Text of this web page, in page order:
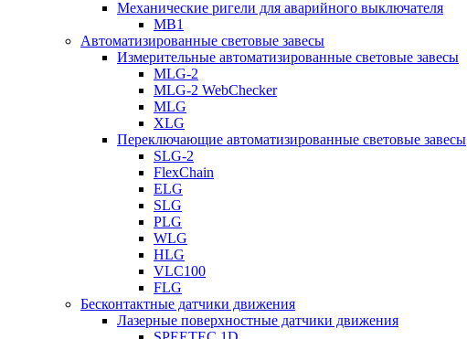
Механические ригели для аварийного выключателя
MB1
Автоматизированные световые завесы
Измерительные автоматизированные световые завесы
MLG-2
MLG-2 WebChecker
MLG
XLG
Переключающие автоматизированные световые завесы
SLG-2
FlexChain
ELG
SLG
PLG
WLG
HLG
VLC100
FLG
Бесконтактные датчики движения
Лазерные поверхностные датчики движения